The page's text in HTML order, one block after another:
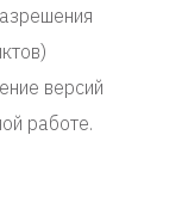
версий
работе.